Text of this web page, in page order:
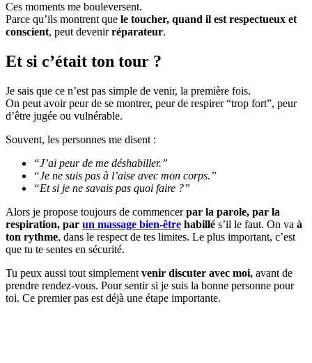
Ces moments me bouleversent.
Parce qu’ils montrent que le toucher, quand il est respectueux et
conscient, peut devenirréparateur.
Et si c’était ton tour ?
Je sais que ce n’est pas simple de venir, la première fois.
On peut avoir peur de se montrer, peur de respirer “trop fort”, peur
d’être jugée ou vulnérable.
Souvent, les personnes me disent :
“J’ai peur de me déshabiller.”
“Je ne suis pas à l’aise avec mon corps.”
“Et si je ne savais pas quoi faire ?”
Alors je propose toujours de commencerpar la parole, par la
respiration, par un massage bien-être habillé s’il le faut. On va à
ton rythme, dans le respect de tes limites. Le plus important, c’est
que tu te sentes en sécurité.
Tu peux aussi tout simplement venir discuter avec moi, avant de
prendre rendez-vous. Pour sentir si je suis la bonne personne pour
toi. Ce premier pas est déjà une étape importante.